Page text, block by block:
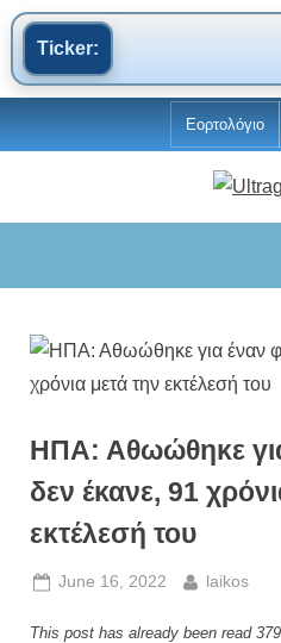
Ticker:
Εορτολόγιο
ΗΠΑ: Αθωώθηκε
δεν έκανε, 91
εκτέλεσή του
Posted
June 16, 2022 By
laikos
This post has already been read